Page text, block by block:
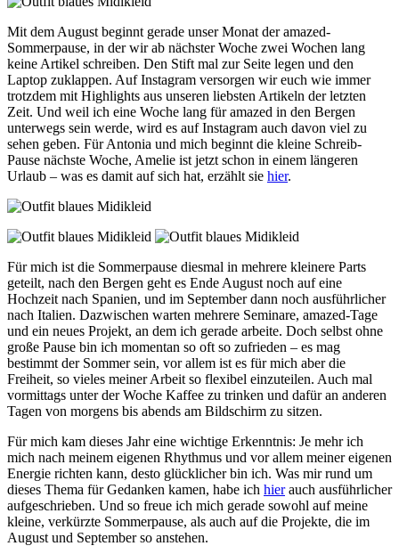
Mit dem August beginnt gerade unser Monat der amazed-
Sommerpause, in der wir ab nächster Woche zwei Wochen lang
keine Artikel schreiben. Den Stift mal zur Seite legen und den
Laptop zuklappen. Auf Instagram versorgen wir euch wie immer
trotzdem mit Highlights aus unseren liebsten Artikeln der letzten
Zeit. Und weil ich eine Woche lang für amazed in den Bergen
unterwegs sein werde, wird es auf Instagram auch davon viel zu
sehen geben. Für Antonia und mich beginnt die kleine Schreib-
Pause nächste Woche, Amelie ist jetzt schon in einem längeren
Urlaub – was es damit auf sich hat, erzählt sie hier.
Für mich ist die Sommerpause diesmal in mehrere kleinere Parts
geteilt, nach den Bergen geht es Ende August noch auf eine
Hochzeit nach Spanien, und im September dann noch ausführlicher
nach Italien. Dazwischen warten mehrere Seminare, amazed-Tage
und ein neues Projekt, an dem ich gerade arbeite. Doch selbst ohne
große Pause bin ich momentan so oft so zufrieden – es mag
bestimmt der Sommer sein, vor allem ist es für mich aber die
Freiheit, so vieles meiner Arbeit so flexibel einzuteilen. Auch mal
vormittags unter der Woche Kaffee zu trinken und dafür an anderen
Tagen von morgens bis abends am Bildschirm zu sitzen.
Für mich kam dieses Jahr eine wichtige Erkenntnis: Je mehr ich
mich nach meinem eigenen Rhythmus und vor allem meiner eigenen
Energie richten kann, desto glücklicher bin ich. Was mir rund um
dieses Thema für Gedanken kamen, habe ich hierauch ausführlicher
aufgeschrieben. Und so freue ich mich gerade sowohl auf meine
kleine, verkürzte Sommerpause, als auch auf die Projekte, die im
August und September so anstehen.